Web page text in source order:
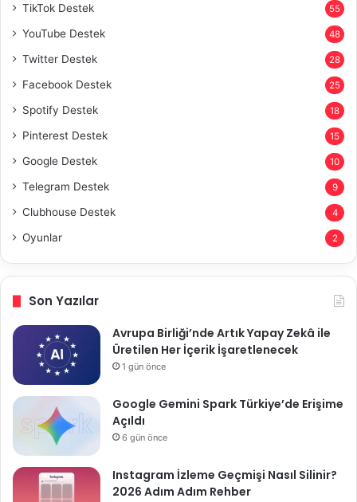
TikTok Destek 55
YouTube Destek 48
Twitter Destek 28
Facebook Destek 25
Spotify Destek 18
Pinterest Destek 15
Google Destek 10
Telegram Destek 9
Clubhouse Destek 4
Oyunlar 2
Son Yazılar
Avrupa Birliği’nde Artık Yapay Zekâ ile
Üretilen Her İçerik İşaretlenecek
1 gün önce
Google Gemini Spark Türkiye’de Erişime
Açıldı
6 gün önce
Instagram İzleme Geçmişi Nasıl Silinir?
2026 Adım Adım Rehber